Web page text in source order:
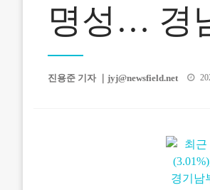
명성… 경
진용준 기자 ｜ jyj@newsfield.net